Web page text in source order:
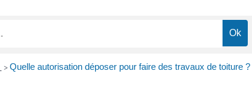
> Quelle autorisation déposer pour faire des travaux de toiture ?